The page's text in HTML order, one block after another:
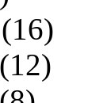
(16)
(12)